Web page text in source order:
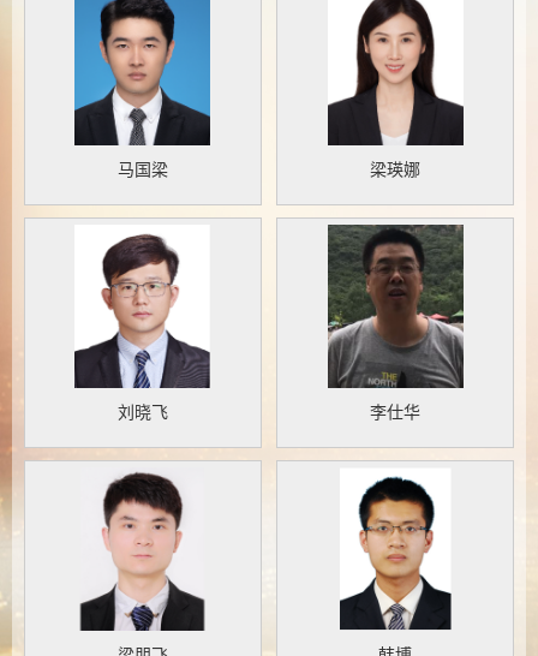
马国梁 梁瑛娜
刘晓飞 李仕华